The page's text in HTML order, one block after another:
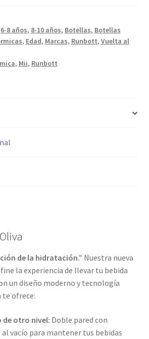
6-8 años, 8-10 años, Botellas, Botellas
, Edad, Marcas, Runbott, Vuelta al
, Mii, Runbott
de la hidratación.” Nuestra nueva
la experiencia de llevar tu bebida
un diseño moderno y tecnología
ofrece:
de otro nivel: Doble pared con
vacío para mantener tus bebidas